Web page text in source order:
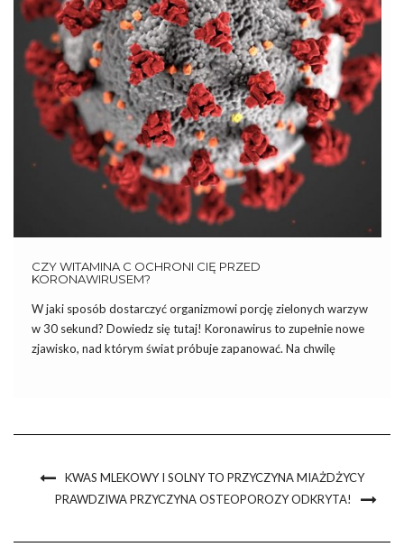
CZY WITAMINA C OCHRONI CIĘ PRZED
KORONAWIRUSEM?
W jaki sposób dostarczyć organizmowi porcję zielonych warzyw
w 30 sekund? Dowiedz się tutaj! Koronawirus to zupełnie nowe
zjawisko, nad którym świat próbuje zapanować. Na chwilę
KWAS MLEKOWY I SOLNY TO PRZYCZYNA MIAŻDŻYCY
PRAWDZIWA PRZYCZYNA OSTEOPOROZY ODKRYTA!